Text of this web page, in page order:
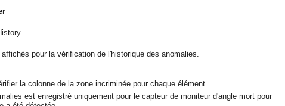
pour la vérification de l'historique des anomalies.
la colonne de la zone incriminée pour chaque élément.
est enregistré uniquement pour le capteur de moniteur d'angle mort pour